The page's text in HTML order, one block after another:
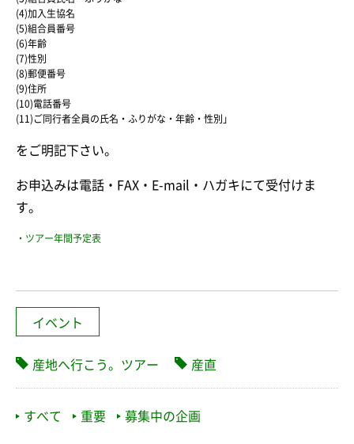
(4)加入生協名
(5)組合員番号
(6)年齢
(7)性別
(8)郵便番号
(9)住所
(10)電話番号
(11)ご同行者全員の氏名・ふりがな・年齢・性別」
をご明記下さい。
お申込みは電話・FAX・E-mail・ハガキにて受付けま
す。
・ツアー年間予定表
イベント
産地へ行こう。ツアー 産直
すべて 重要 募集中の企画